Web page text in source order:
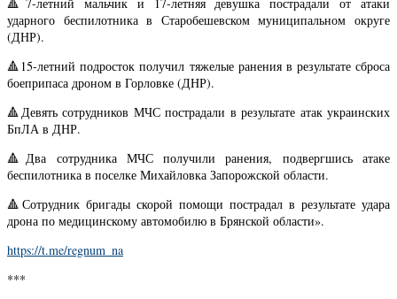
ударного беспилотника в Старобешевском муниципальном округе
(ДНР).
🔺15-летний подросток получил тяжелые ранения в результате сброса
боеприпаса дроном в Горловке (ДНР).
🔺Девять сотрудников МЧС пострадали в результате атак украинских
БпЛА в ДНР.
🔺Два сотрудника МЧС получили ранения, подвергшись атаке
беспилотника в поселке Михайловка Запорожской области.
🔺Сотрудник бригады скорой помощи пострадал в результате удара
дрона по медицинскому автомобилю в Брянской области».
https://t.me/regnum_na
***